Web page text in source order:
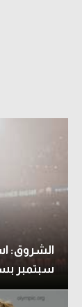
سبتمبر